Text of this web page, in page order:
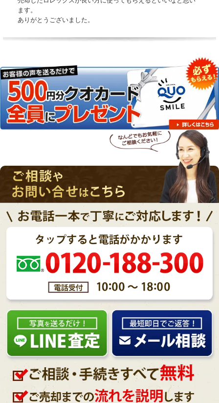
ます。
ありがとうございました。